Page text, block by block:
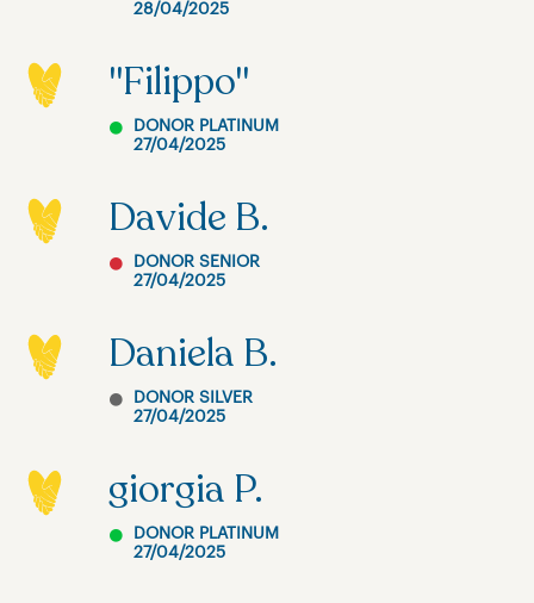
28/04/2025
"Filippo"
DONOR PLATINUM
27/04/2025
Davide B.
DONOR SENIOR
27/04/2025
Daniela B.
DONOR SILVER
27/04/2025
giorgia P.
DONOR PLATINUM
27/04/2025